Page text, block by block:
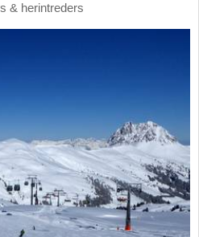
& herintreders